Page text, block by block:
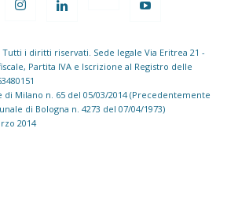
i diritti riservati. Sede legale Via Eritrea 21 -
Partita IVA e Iscrizione al Registro delle
di Milano n. 65 del 05/03/2014 (Precedentemente
di Bologna n. 4273 del 07/04/1973)
2014